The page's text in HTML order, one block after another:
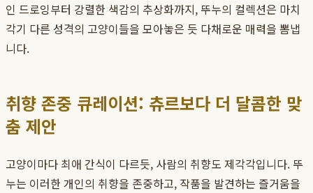
인 드로잉부터 강렬한 색감의 추상화까지, 뚜누의 컬렉션은 마치
각기 다른 성격의 고양이들을 모아놓은 듯 다채로운 매력을 뽐냅
니다.
취향 존중 큐레이션: 츄르보다 더 달콤한 맞
춤 제안
고양이마다 최애 간식이 다르듯, 사람의 취향도 제각각입니다. 뚜
누는 이러한 개인의 취향을 존중하고, 작품을 발견하는 즐거움을